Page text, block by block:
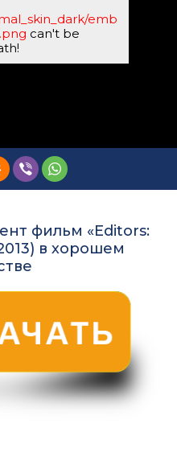
emb
can't be
фильм «Editors:
в хорошем